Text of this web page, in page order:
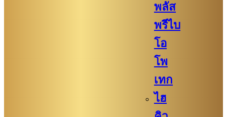
พลัส
พรีไบ
โอ
โพ
เทก
ไฮ